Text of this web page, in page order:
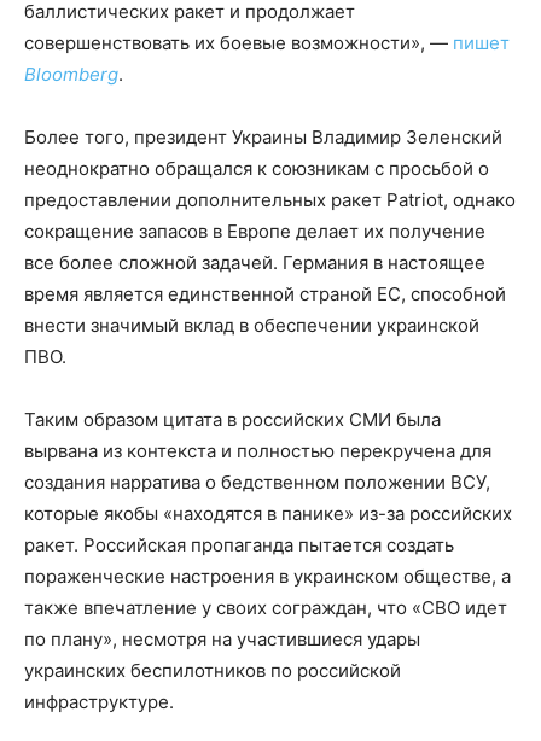
баллистических ракет и продолжает
совершенствовать их боевые возможности», — пишет
Bloomberg.
Более того, президент Украины Владимир Зеленский
неоднократно обращался к союзникам с просьбой о
предоставлении дополнительных ракет Patriot, однако
сокращение запасов в Европе делает их получение
все более сложной задачей. Германия в настоящее
время является единственной страной ЕС, способной
внести значимый вклад в обеспечении украинской
ПВО.
Таким образом цитата в российских СМИ была
вырвана из контекста и полностью перекручена для
создания нарратива о бедственном положении ВСУ,
которые якобы «находятся в панике» из-за российских
ракет. Российская пропаганда пытается создать
пораженческие настроения в украинском обществе, а
также впечатление у своих сограждан, что «СВО идет
по плану», несмотря на участившиеся удары
украинских беспилотников по российской
инфраструктуре.